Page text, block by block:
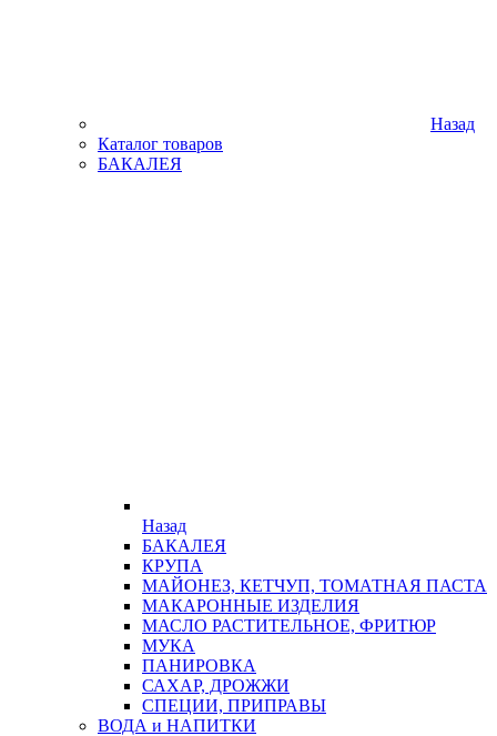
Назад
Каталог товаров
БАКАЛЕЯ
Назад
БАКАЛЕЯ
КРУПА
МАЙОНЕЗ, КЕТЧУП, ТОМАТНАЯ ПАСТА
МАКАРОННЫЕ ИЗДЕЛИЯ
МАСЛО РАСТИТЕЛЬНОЕ, ФРИТЮР
МУКА
ПАНИРОВКА
САХАР, ДРОЖЖИ
СПЕЦИИ, ПРИПРАВЫ
ВОДА и НАПИТКИ